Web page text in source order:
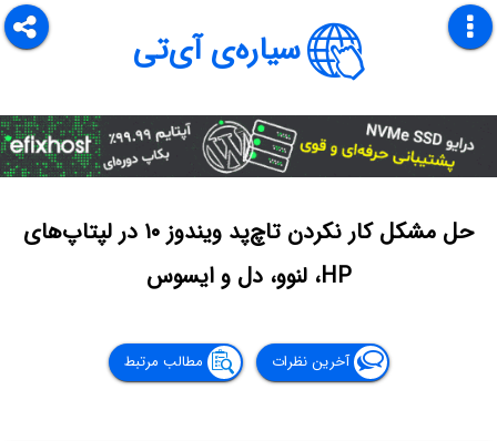
سیاره‌ی آی‌تی
حل مشکل کار نکردن تاچ‌پد ویندوز ۱۰ در لپتاپ‌های
HP، لنوو، دل و ایسوس
آخرین نظرات مطالب مرتبط